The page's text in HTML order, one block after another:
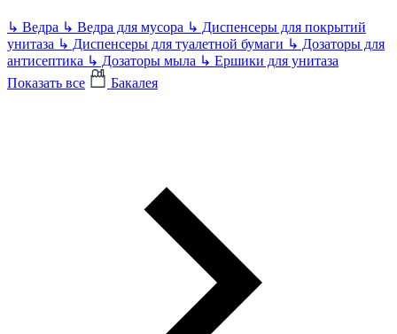
↳ Ведра ↳ Ведра для мусора ↳ Диспенсеры для покрытий
унитаза ↳ Диспенсеры для туалетной бумаги ↳ Дозаторы для
антисептика ↳ Дозаторы мыла ↳ Ершики для унитаза
Показать все
Бакалея